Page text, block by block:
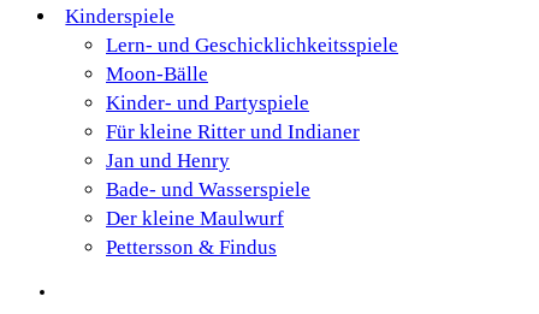
Kinderspiele
Lern- und Geschicklichkeitsspiele
Moon-Bälle
Kinder- und Partyspiele
Für kleine Ritter und Indianer
Jan und Henry
Bade- und Wasserspiele
Der kleine Maulwurf
Pettersson & Findus